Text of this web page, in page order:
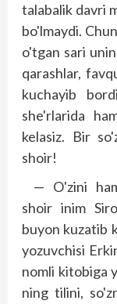
talabalik davri
bo'lmaydi.
o'tgan sari
qarashlar,
kuchayib
she'rlarida
kelasiz. Bir
shoir!
— O'zini
shoir inim
buyon kuzatib
yozuvchisi
nomli kitobiga
ning tilini,